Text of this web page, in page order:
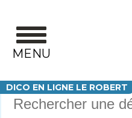
MENU
DICO EN LIGNE LE ROBERT
Votre recherche